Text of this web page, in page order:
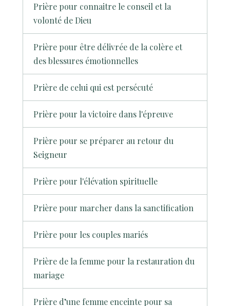
Prière pour connaitre le conseil et la
volonté de Dieu
Prière pour être délivrée de la colère et
des blessures émotionnelles
Prière de celui qui est persécuté
Prière pour la victoire dans l'épreuve
Prière pour se préparer au retour du
Seigneur
Prière pour l'élévation spirituelle
Prière pour marcher dans la sanctification
Prière pour les couples mariés
Prière de la femme pour la restauration du
mariage
Prière d’une femme enceinte pour sa